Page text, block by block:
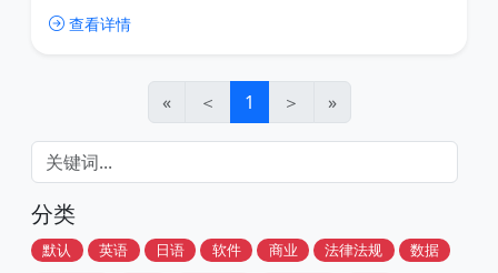
立存在，这有利于我们不断更新系统功能，优化用户体
灵词起名系统2.0版 (1)
查看详情
« ＜ 1 ＞ »
分类
默认 英语 日语 软件 商业 法律法规
数据